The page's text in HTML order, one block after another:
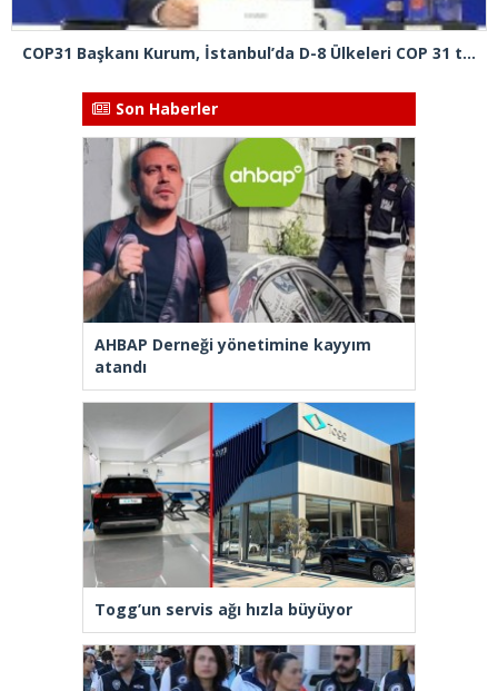
Son Haberler
AHBAP Derneği yönetimine kayyım
atandı